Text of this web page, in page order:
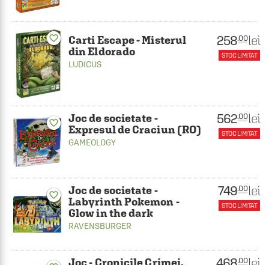
favorite_border
Carti Escape - Misterul
din Eldorado
LUDICUS
258.00 lei
STOC LIMITAT
favorite_border
Joc de societate -
Expresul de Craciun (RO)
GAMEOLOGY
562.00 lei
STOC LIMITAT
favorite_border
Joc de societate -
Labyrinth Pokemon -
Glow in the dark
RAVENSBURGER
749.00 lei
STOC LIMITAT
.00